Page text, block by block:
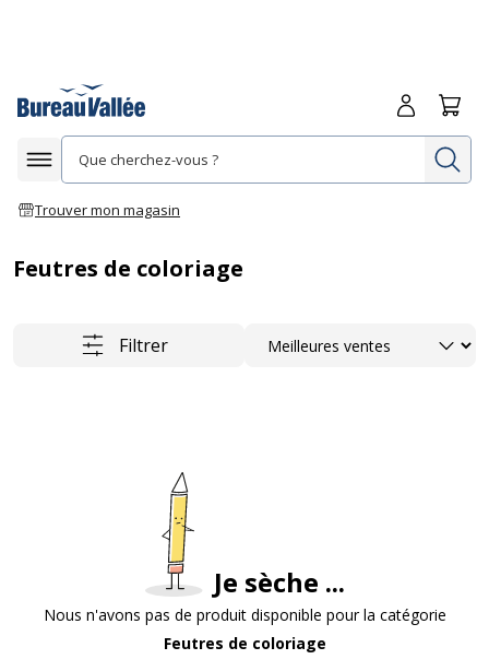
Afficher la navigation
Trouver mon magasin
Me
Feutres de coloriage
Filtrer Trier
Je sèche ...
Nous n'avons pas de produit disponible pour la catégorie
Feutres de coloriage